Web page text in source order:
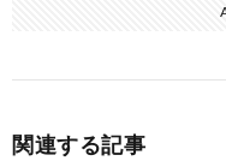
関連する記事